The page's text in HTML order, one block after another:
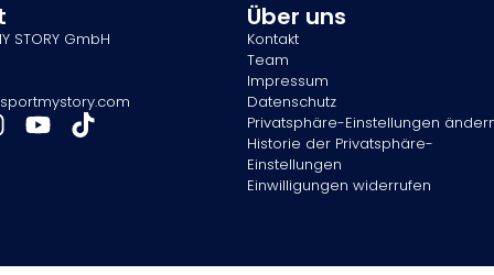
STORY GmbH
Über uns
Kontakt
Team
Impressum
Datenschutz
Privatsphäre-Einstellungen
Historie der Privatsphäre-
Einstellungen
Einwilligungen widerrufen